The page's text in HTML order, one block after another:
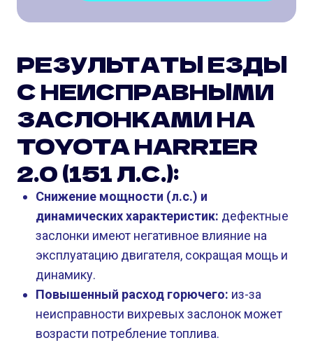
РЕЗУЛЬТАТЫ ЕЗДЫ
С НЕИСПРАВНЫМИ
ЗАСЛОНКАМИ НА
TOYOTA HARRIER
2.0 (151 Л.С.):
Снижение мощности (л.с.) и
динамических характеристик: дефектные
заслонки имеют негативное влияние на
эксплуатацию двигателя, сокращая мощь и
динамику.
Повышенный расход горючего: из-за
неисправности вихревых заслонок может
возрасти потребление топлива.